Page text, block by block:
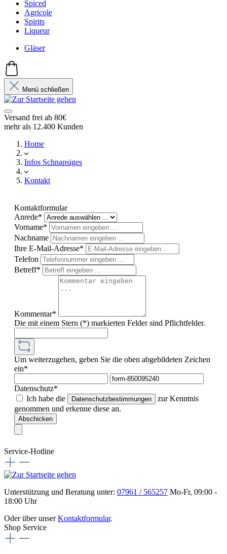
Spiced
Agricole
Spirits
Liqueur
Gläser
Menü schließen
Versand frei ab 80€
mehr als 12.400 Kunden
Home
Infos Schnapsiges
Kontakt
Kontaktformular
Anrede*
Vorname*
Nachname
Ihre E-Mail-Adresse*
Telefon
Betreff*
Kommentar*
Die mit einem Stern (*) markierten Felder sind Pflichtfelder.
Um weiterzugehen, geben Sie die oben abgebildeten Zeichen
ein*
Datenschutz*
Ich habe die
Datenschutzbestimmungen
zur Kenntnis
genommen und erkenne diese an.
Abschicken
Service-Hotline
Unterstützung und Beratung unter: 07961 / 565257 Mo-Fr, 09:00 -
18:00 Uhr
Oder über unserKontaktformular.
Shop Service